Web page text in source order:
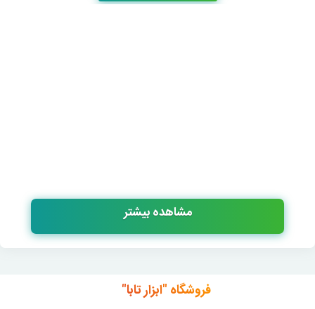
مشاهده بیشتر
فروشگاه "ابزار تابا"